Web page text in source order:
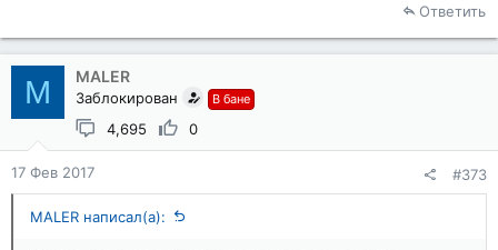
Ответить
M MALER
Заблокирован В бане
4,695 0
17 Фев 2017 #373
MALER написал(а):